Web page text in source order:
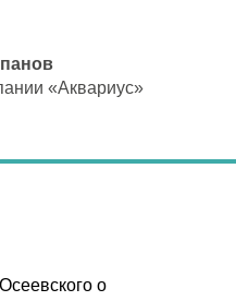
«Аквариус»
о